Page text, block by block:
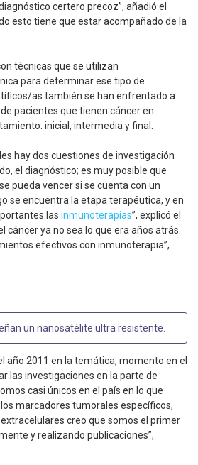
certero precoz”, añadió el
esto tiene que estar acompañado de la
técnicas que se utilizan
para determinar ese tipo de
as también se han enfrentado a
pacientes que tienen cáncer en
inicial, intermedia y final.
hay dos cuestiones de investigación
el diagnóstico; es muy posible que
pueda vencer si se cuenta con un
se encuentra la etapa terapéutica, y en
las inmunoterapias”, explicó el
cáncer ya no sea lo que era años atrás.
efectivos con inmunoterapia”,
un nanosatélite ultra resistente
año 2011 en la temática, momento en el
las investigaciones en la parte de
casi únicos en el país en lo que
marcadores tumorales específicos,
creo que somos el primer
y realizando publicaciones”,